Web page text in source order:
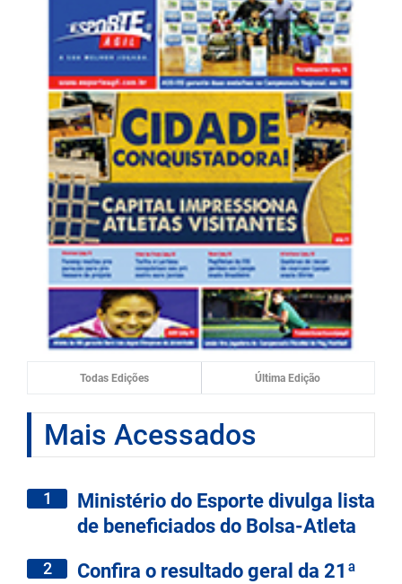
Todas Edições Última Edição
Mais Acessados
1
Ministério do Esporte divulga lista
de beneficiados do Bolsa-Atleta
2
Confira o resultado geral da 21ª